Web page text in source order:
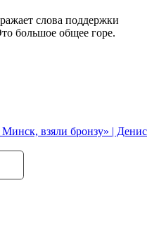
слова поддержки
большое общее горе.
взяли бронзу» | Денис